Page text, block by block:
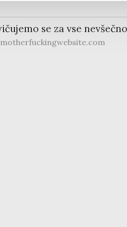
se za vse
motherfuckingwebsite.com